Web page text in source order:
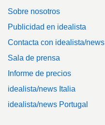
Sobre nosotros
Publicidad en idealista
Contacta con idealista/news
Sala de prensa
Informe de precios
idealista/news Italia
idealista/news Portugal